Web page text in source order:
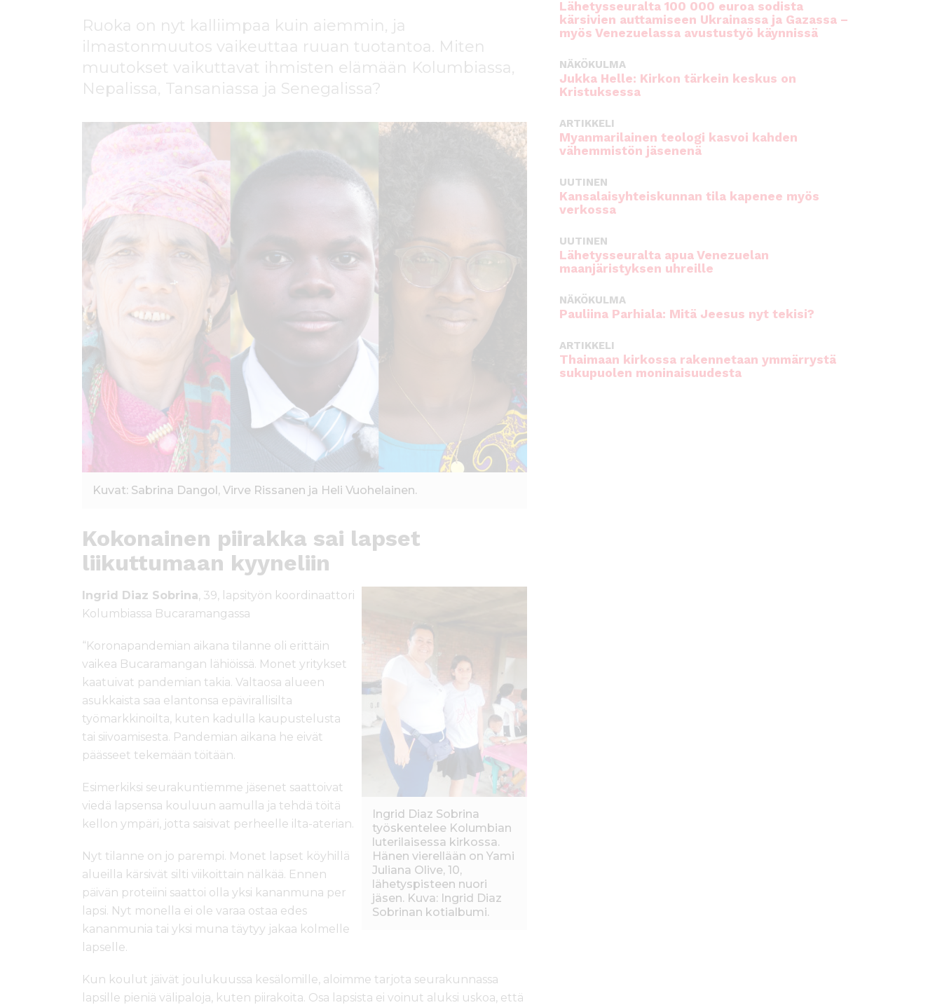
Ruoka on nyt kalliimpaa kuin aiemmin, ja
ilmastonmuutos vaikeuttaa ruuan tuotantoa. Miten
muutokset vaikuttavat ihmisten elämään Kolumbiassa,
Nepalissa, Tansaniassa ja Senegalissa?
Kuvat: Sabrina Dangol, Virve Rissanen ja Heli Vuohelainen.
Kokonainen piirakka sai lapset
liikuttumaan kyyneliin
Ingrid Diaz Sobrina
työskentelee Kolumbian
luterilaisessa kirkossa.
Hänen vierellään on Yami
Juliana Olive, 10,
lähetyspisteen nuori
jäsen. Kuva: Ingrid Diaz
Sobrinan kotialbumi.
Ingrid Diaz Sobrina, 39, lapsityön koordinaattori
Kolumbiassa Bucaramangassa
“Koronapandemian aikana tilanne oli erittäin
vaikea Bucaramangan lähiöissä. Monet yritykset
kaatuivat pandemian takia. Valtaosa alueen
asukkaista saa elantonsa epävirallisilta
työmarkkinoilta, kuten kadulla kaupustelusta
tai siivoamisesta. Pandemian aikana he eivät
päässeet tekemään töitään.
Esimerkiksi seurakuntiemme jäsenet saattoivat
viedä lapsensa kouluun aamulla ja tehdä töitä
kellon ympäri, jotta saisivat perheelle ilta-aterian.
Nyt tilanne on jo parempi. Monet lapset köyhillä
alueilla kärsivät silti viikoittain nälkää. Ennen
päivän proteiini saattoi olla yksi kananmuna per
lapsi. Nyt monella ei ole varaa ostaa edes
kananmunia tai yksi muna täytyy jakaa kolmelle
lapselle.
Kun koulut jäivät joulukuussa kesälomille, aloimme tarjota seurakunnassa
lapsille pieniä välipaloja, kuten piirakoita. Osa lapsista ei voinut aluksi uskoa, että
Lähetysseuralta 100 000 euroa sodista
kärsivien auttamiseen Ukrainassa ja Gazassa –
myös Venezuelassa avustustyö käynnissä
NÄKÖKULMA
Jukka Helle: Kirkon tärkein keskus on
Kristuksessa
ARTIKKELI
Myanmarilainen teologi kasvoi kahden
vähemmistön jäsenenä
UUTINEN
Kansalaisyhteiskunnan tila kapenee myös
verkossa
UUTINEN
Lähetysseuralta apua Venezuelan
maanjäristyksen uhreille
NÄKÖKULMA
Pauliina Parhiala: Mitä Jeesus nyt tekisi?
ARTIKKELI
Thaimaan kirkossa rakennetaan ymmärrystä
sukupuolen moninaisuudesta